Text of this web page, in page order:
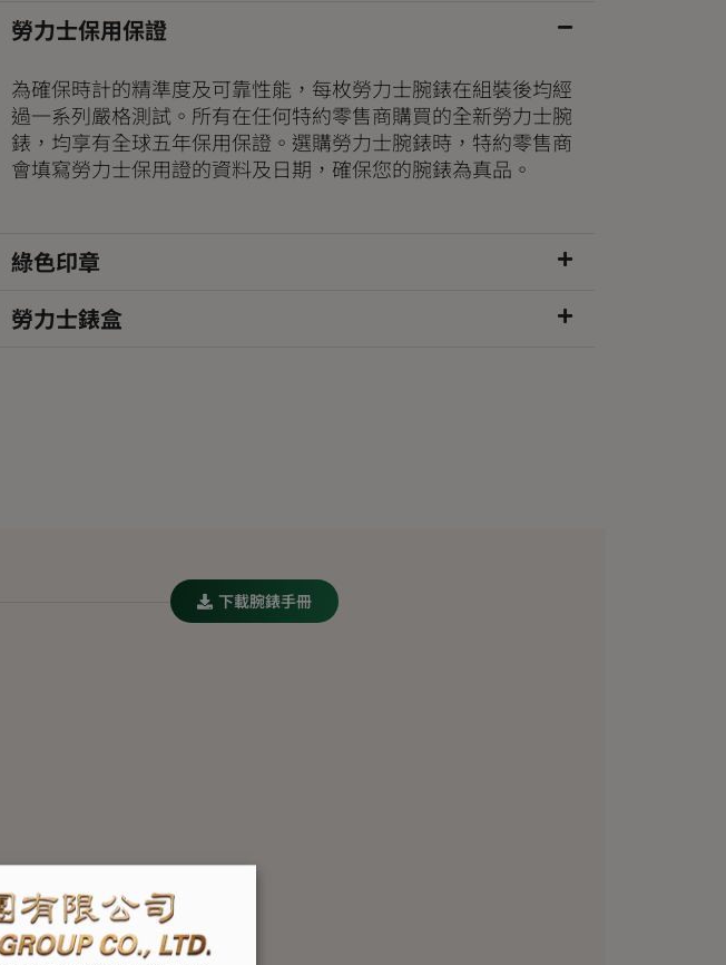
勞力士保用保證
為確保時計的精準度及可靠性能，每枚勞力士腕錶在組裝後均經
過一系列嚴格測試。所有在任何特約零售商購買的全新勞力士腕
錶，均享有全球五年保用保證。選購勞力士腕錶時，特約零售商
會填寫勞力士保用證的資料及日期，確保您的腕錶為真品。
綠色印章
勞力士錶盒
下載腕錶手冊